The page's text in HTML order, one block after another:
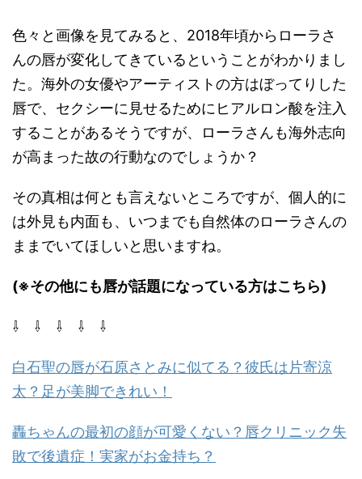
色々と画像を見てみると、2018年頃からローラさ
んの唇が変化してきているということがわかりまし
た。海外の女優やアーティストの方はぼってりした
唇で、セクシーに見せるためにヒアルロン酸を注入
することがあるそうですが、ローラさんも海外志向
が高まった故の行動なのでしょうか？
その真相は何とも言えないところですが、個人的に
は外見も内面も、いつまでも自然体のローラさんの
ままでいてほしいと思いますね。
(※その他にも唇が話題になっている方はこちら)
⇩ ⇩ ⇩ ⇩ ⇩
白石聖の唇が石原さとみに似てる？彼氏は片寄涼
太？足が美脚できれい！
轟ちゃんの最初の顔が可愛くない？唇クリニック失
敗で後遺症！実家がお金持ち？